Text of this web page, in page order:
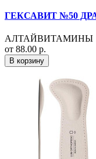
ГЕКСАВИТ №50
АЛТАЙВИТАМИНЫ
от 88.00 р.
В корзину